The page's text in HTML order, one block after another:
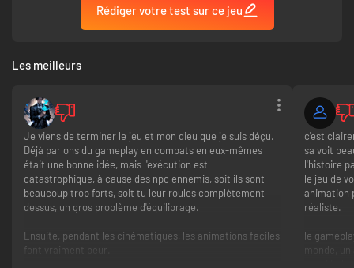
« Bianca, tu es tout ce qui me reste… Je te sauverai. Ça, je le jure. »
Rédiger votre test sur ce jeu
Les meilleurs
Je viens de terminer le jeu et mon dieu que je suis déçu.
Déjà parlons du gameplay en combats en eux-mêmes
était une bonne idée, mais l'exécution est
catastrophique, à cause des npc ennemis, soit ils sont
beaucoup trop forts, soit tu leur roules complètement
dessus, un gros problème d'équilibrage.
Ensuite, pendant les cinématiques, les animations faciles
font vraiment peur.
c'est
sa voit
l'histoire
le jeu de
animation
réaliste.
le
monde,